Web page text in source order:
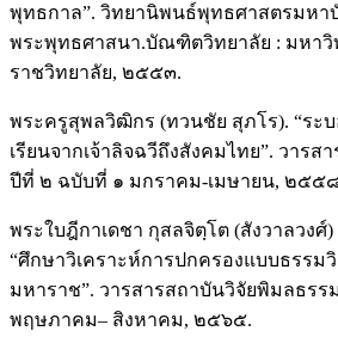
พุทธกาล”. วิทยานิพนธ์พุทธศาสตรมห
พระพุทธศาสนา.บัณฑิตวิทยาลัย : มหา
ราชวิทยาลัย, ๒๕๕๓.
พระครูสุพลวิฒิกร (ทวนชัย สุภโร). “ระ
เรียนจากเจ้าลิจฉวีถึงสังคมไทย”. วารส
ปีที่ ๒ ฉบับที่ ๑ มกราคม-เมษายน, ๒๕๕
พระใบฎีกาเดชา กุสลจิตฺโต (สังวาลวงศ์
“ศึกษาวิเคราะห์การปกครองแบบธรรม
มหาราช”. วารสารสถาบันวิจัยพิมลธร
พฤษภาคม– สิงหาคม, ๒๕๖๕.